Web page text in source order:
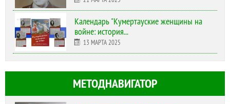
Календарь "Кумертауские женщины на
войне: история...
13 МАРТА 2025
МЕТОДНАВИГАТОР